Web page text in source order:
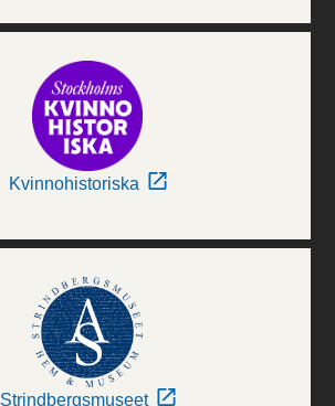
Kvinnohistoriska
Strindbergsmuseet